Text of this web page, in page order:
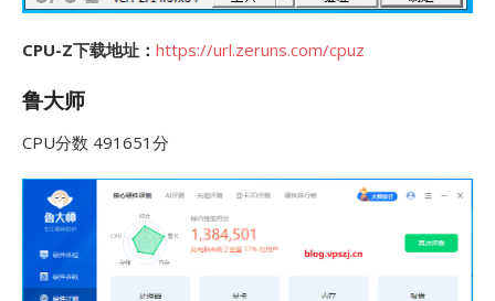
CPU-Z下载地址： https://url.zeruns.com/cpuz
鲁大师
CPU分数 491651分